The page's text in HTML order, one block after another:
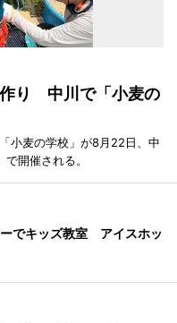
り 中川で「小麦の
小麦の学校」が8月22日、中
開催される。
でキッズ教室 アイスホッ